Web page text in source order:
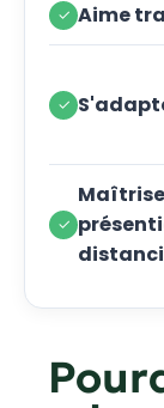
Aime